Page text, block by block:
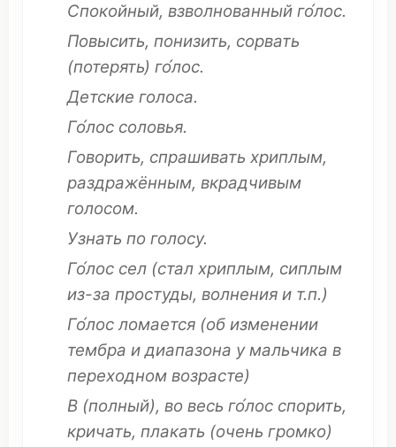
Спокойный, взволнованный го́лос.
Повысить, понизить, сорвать
(потерять) го́лос.
Детские голоса.
Го́лос соловья.
Говорить, спрашивать хриплым,
раздражённым, вкрадчивым
голосом.
Узнать по голосу.
Го́лос сел (стал хриплым, сиплым
из-за простуды, волнения и т.п.)
Го́лосломается (об изменении
тембра идиапазона умальчика в
переходном возрасте)
В (полный), во весь го́лос спорить,
кричать, плакать (очень громко)